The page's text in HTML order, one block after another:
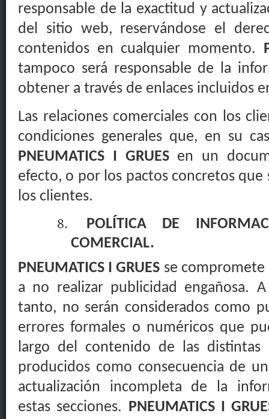
responsable de la exactitud y
del sitio web, reservándose el
contenidos en cualquier momento.
tampoco será responsable de la
obtener a través de enlaces incluidos
Las relaciones comerciales con los
condiciones generales que, en su
PNEUMATICS I GRUES en un
efecto, o por los pactos concretos que
los clientes.
POLÍTICA DE
COMERCIAL.
PNEUMATICS I GRUES se compromete
a no realizar publicidad engañosa.
tanto, no serán considerados como
errores formales o numéricos que
largo del contenido de las distintas
producidos como consecuencia de
actualización incompleta de la
estas secciones. PNEUMATICS I